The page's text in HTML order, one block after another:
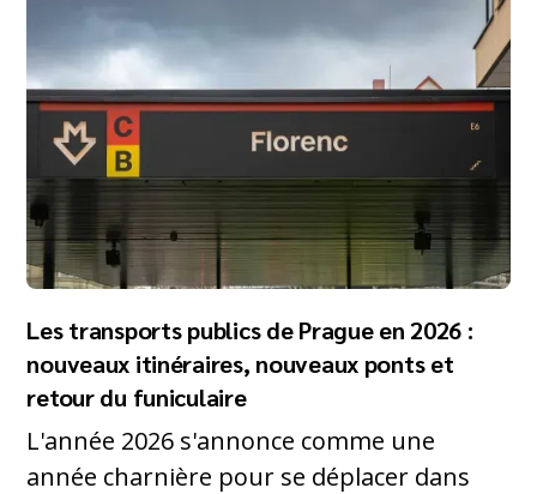
Les transports publics de Prague en 2026 :
nouveaux itinéraires, nouveaux ponts et
retour du funiculaire
L'année 2026 s'annonce comme une
année charnière pour se déplacer dans